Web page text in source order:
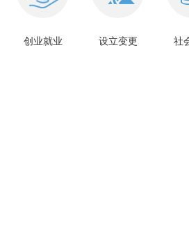
创业就业 设立变更 社